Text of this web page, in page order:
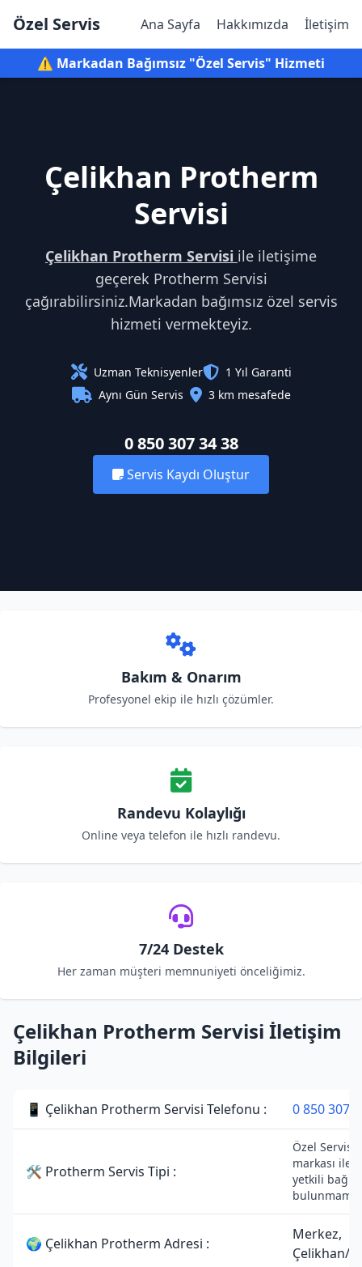
Özel Servis Ana Sayfa Hakkımızda İletişim
⚠️ Markadan Bağımsız "Özel Servis" Hizmeti
Çelikhan Protherm
Servisi
Çelikhan Protherm Servisi ile iletişime
geçerek Protherm Servisi
çağırabilirsiniz.Markadan bağımsız özel servis
hizmeti vermekteyiz.
Uzman Teknisyenler
1 Yıl Garanti
Aynı Gün Servis
3 km mesafede
0 850 307 34 38
Servis Kaydı Oluştur
Bakım & Onarım
Profesyonel ekip ile hızlı çözümler.
Randevu Kolaylığı
Online veya telefon ile hızlı randevu.
7/24 Destek
Her zaman müşteri memnuniyeti önceliğimiz.
Çelikhan Protherm Servisi İletişim
Bilgileri
📱 Çelikhan Protherm Servisi Telefonu : 0 850 307
🛠 Protherm Servis Tipi :
Özel
markası ile
yetkili
🌍 Çelikhan Protherm Adresi :
Merkez,
Çelikhan/